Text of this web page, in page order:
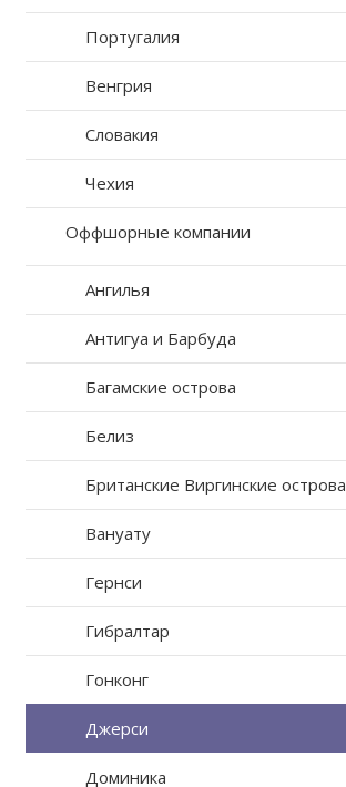
Португалия
Венгрия
Словакия
Чехия
Оффшорные компании
Ангилья
Антигуа и Барбуда
Багамские острова
Белиз
Британские Виргинские острова
Вануату
Гернси
Гибралтар
Гонконг
Джерси
Доминика